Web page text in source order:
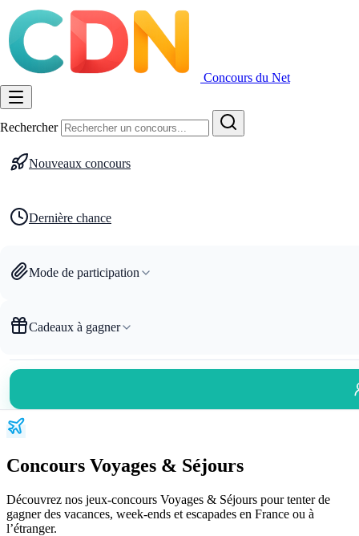
Concours du Net
Rechercher
Nouveaux concours
Dernière chance
Mode de participation
Cadeaux à gagner
Concours Voyages & Séjours
Découvrez nos jeux-concours Voyages & Séjours pour tenter de
gagner des vacances, week-ends et escapades en France ou à
l’étranger.